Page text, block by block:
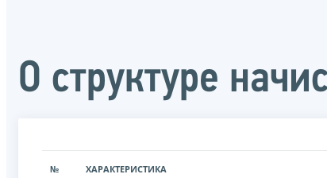
О структуре
№ ХАРАКТЕРИСТИКА